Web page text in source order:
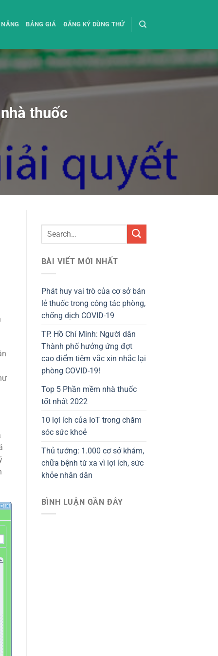
BẢNG GIÁ ĐĂNG KÝ DÙNG THỬ
thuốc
BÀI VIẾT MỚI NHẤT
Phát huy vai trò của cơ sở bán
lẻ thuốc trong công tác phòng,
chống dịch COVID-19
TP. Hồ Chí Minh: Người dân
Thành phố hưởng ứng đợt
cao điểm tiêm vắc xin nhắc lại
phòng COVID-19!
Top 5 Phần mềm nhà thuốc
tốt nhất 2022
10 lợi ích của IoT trong chăm
sóc sức khoẻ
Thủ tướng: 1.000 cơ sở khám,
chữa bệnh từ xa vì lợi ích, sức
khỏe nhân dân
BÌNH LUẬN GẦN ĐÂY